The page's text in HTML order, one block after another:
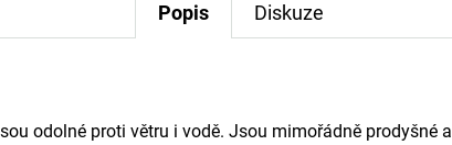
Popis Diskuze
odolné proti větru i vodě. Jsou mimořádně prodyšné a